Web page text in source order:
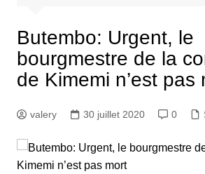
Butembo: Urgent, le
bourgmestre de la
de Kimemi n’est pas
valery 30 juillet 2020 0